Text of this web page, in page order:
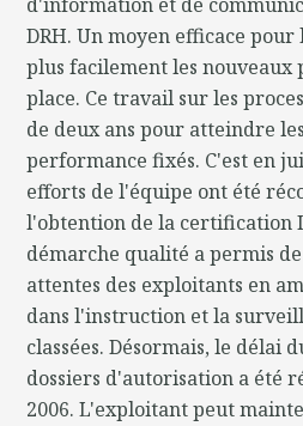
DRH. Un moyen efficace
plus facilement les nouveaux
place. Ce travail sur les
de deux ans pour atteindre
performance fixés. C'est en
efforts de l'équipe ont été
l'obtention de la certification
démarche qualité a permis
attentes des exploitants en
dans l'instruction et la
classées. Désormais, le délai
dossiers d'autorisation a été
2006. L'exploitant peut